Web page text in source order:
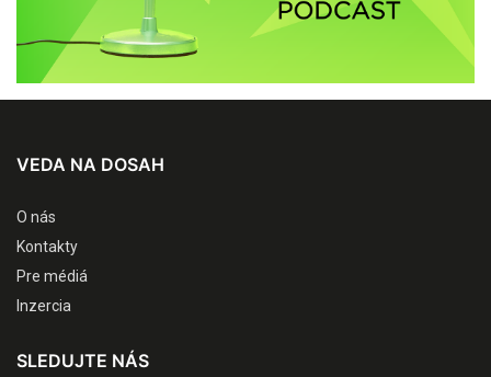
VEDA NA DOSAH
O nás
Kontakty
Pre médiá
Inzercia
SLEDUJTE NÁS